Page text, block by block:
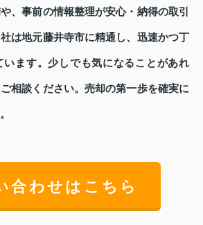
、事前の情報整理が安心・納得の取引
は地元藤井寺市に精通し、迅速かつ丁
います。少しでも気になることがあれ
相談ください。売却の第一歩を確実に
合わせはこちら